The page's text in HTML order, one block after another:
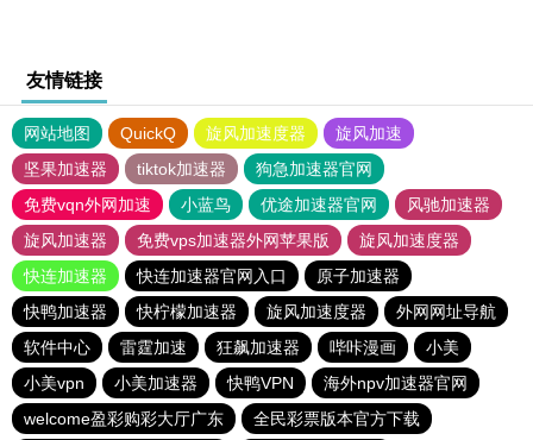
友情链接
网站地图 QuickQ 旋风加速度器
旋风加速
坚果加速器
tiktok加速器
狗急加速器官网
免费vqn外网加速
小蓝鸟 优途加速器官网
风驰加速器
旋风加速器
免费vps加速器外网苹果版
旋风加速度器
快连加速器
快连加速器官网入口
原子加速器
快鸭加速器
快柠檬加速器 旋风加速度器
外网网址导航
软件中心
雷霆加速 狂飙加速器 哔咔漫画
小美
小美vpn
小美加速器 快鸭VPN
海外npv加速器官网
welcome盈彩购彩大厅广东
全民彩票版本官方下载